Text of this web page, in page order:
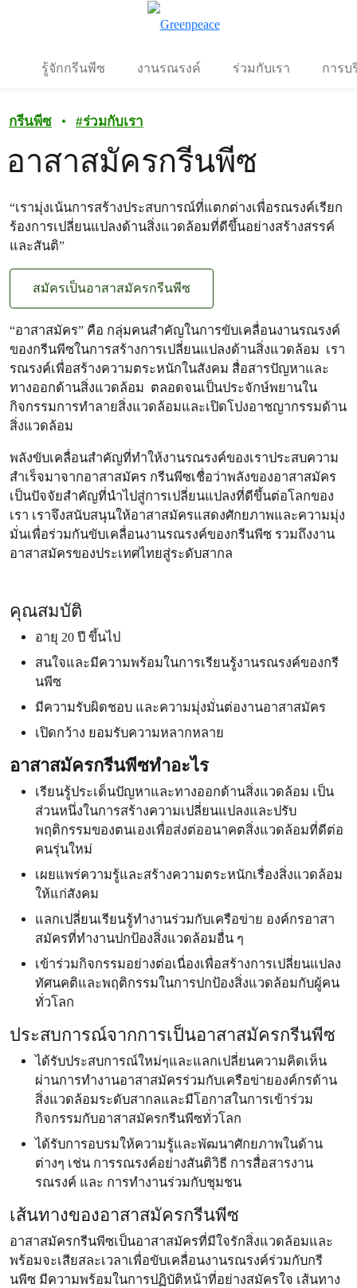
รู้จักกรีนพีซ งานรณรงค์ ร่วมกับเรา การบ
กรีนพีซ • #ร่วมกับเรา
อาสาสมัครกรีนพีซ
“เรามุ่งเน้นการสร้างประสบการณ์ที่แตกต่างเพื่อรณรงค์เรียก
ร้องการเปลี่ยนแปลงด้านสิ่งแวดล้อมที่ดีขึ้นอย่างสร้างสรรค์
และสันติ”
สมัครเป็นอาสาสมัครกรีนพีซ
“อาสาสมัคร” คือ กลุ่มคนสำคัญในการขับเคลื่อนงานรณรงค์
ของกรีนพีซในการสร้างการเปลี่ยนแปลงด้านสิ่งแวดล้อม เรา
รณรงค์เพื่อสร้างความตระหนักในสังคม สื่อสารปัญหาและ
ทางออกด้านสิ่งแวดล้อม ตลอดจนเป็นประจักษ์พยานใน
กิจกรรมการทำลายสิ่งแวดล้อมและเปิดโปงอาชญากรรมด้าน
สิ่งแวดล้อม
พลังขับเคลื่อนสำคัญที่ทำให้งานรณรงค์ของเราประสบความ
สำเร็จมาจากอาสาสมัคร กรีนพีซเชื่อว่าพลังของอาสาสมัคร
เป็นปัจจัยสำคัญที่นำไปสู่การเปลี่ยนแปลงที่ดีขึ้นต่อโลกของ
เรา เราจึงสนับสนุนให้อาสาสมัครแสดงศักยภาพและความมุ่ง
มั่นเพื่อร่วมกันขับเคลื่อนงานรณรงค์ของกรีนพีซ รวมถึงงาน
อาสาสมัครของประเทศไทยสู่ระดับสากล
คุณสมบัติ
อายุ 20 ปี ขึ้นไป
สนใจและมีความพร้อมในการเรียนรู้งานรณรงค์ของกรี
นพีซ
มีความรับผิดชอบ และความมุ่งมั่นต่องานอาสาสมัคร
เปิดกว้าง ยอมรับความหลากหลาย
อาสาสมัครกรีนพีซทำอะไร
เรียนรู้ประเด็นปัญหาและทางออกด้านสิ่งแวดล้อม เป็น
ส่วนหนึ่งในการสร้างความเปลี่ยนแปลงและปรับ
พฤติกรรมของตนเองเพื่อส่งต่ออนาคตสิ่งแวดล้อมที่ดีต่อ
คนรุ่นใหม่
เผยแพร่ความรู้และสร้างความตระหนักเรื่องสิ่งแวดล้อม
ให้แก่สังคม
แลกเปลี่ยนเรียนรู้ทำงานร่วมกับเครือข่าย องค์กรอาสา
สมัครที่ทำงานปกป้องสิ่งแวดล้อมอื่น ๆ
เข้าร่วมกิจกรรมอย่างต่อเนื่องเพื่อสร้างการเปลี่ยนแปลง
ทัศนคติและพฤติกรรมในการปกป้องสิ่งแวดล้อมกับผู้คน
ทั่วโลก
ประสบการณ์จากการเป็นอาสาสมัครกรีนพีซ
ได้รับประสบการณ์ใหม่ๆและแลกเปลี่ยนความคิดเห็น
ผ่านการทำงานอาสาสมัครร่วมกับเครือข่ายองค์กรด้าน
สิ่งแวดล้อมระดับสากลและมีโอกาสในการเข้าร่วม
กิจกรรมกับอาสาสมัครกรีนพีซทั่วโลก
ได้รับการอบรมให้ความรู้และพัฒนาศักยภาพในด้าน
ต่างๆ เช่น การรณรงค์อย่างสันติวิธี การสื่อสารงาน
รณรงค์ และ การทำงานร่วมกับชุมชน
เส้นทางของอาสาสมัครกรีนพีซ
อาสาสมัครกรีนพีซเป็นอาสาสมัครที่มีใจรักสิ่งแวดล้อมและ
พร้อมจะเสียสละเวลาเพื่อขับเคลื่อนงานรณรงค์ร่วมกับกรี
นพีซ มีความพร้อมในการปฏิบัติหน้าที่อย่างสมัครใจ เส้นทาง